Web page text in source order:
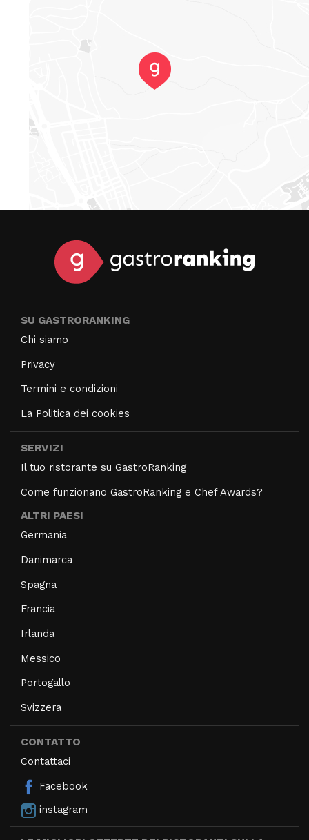
SU GASTRORANKING
Chi siamo
Privacy
Termini e condizioni
La Politica dei cookies
SERVIZI
Il tuo ristorante su GastroRanking
Come funzionano GastroRanking e Chef Awards?
ALTRI PAESI
Germania
Danimarca
Spagna
Francia
Irlanda
Messico
Portogallo
Svizzera
CONTATTO
Contattaci
Facebook
instagram